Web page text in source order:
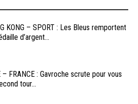
KONG – SPORT : Les Bleus remportent
d’argent...
– FRANCE : Gavroche scrute pour vous
tour...